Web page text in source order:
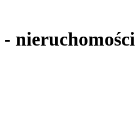
- nieruchomości